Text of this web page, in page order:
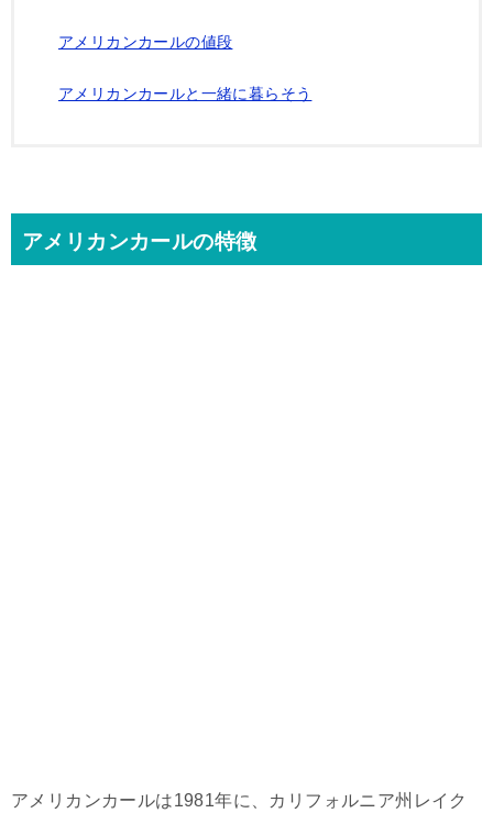
アメリカンカールの値段
アメリカンカールと一緒に暮らそう
アメリカンカールの特徴
アメリカンカールは1981年に、カリフォルニア州レイク